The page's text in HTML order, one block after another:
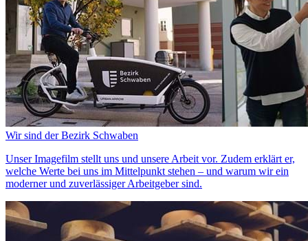
Wir sind der Bezirk Schwaben
Unser Imagefilm stellt uns und unsere Arbeit vor. Zudem erklärt er,
welche Werte bei uns im Mittelpunkt stehen – und warum wir ein
moderner und zuverlässiger Arbeitgeber sind.